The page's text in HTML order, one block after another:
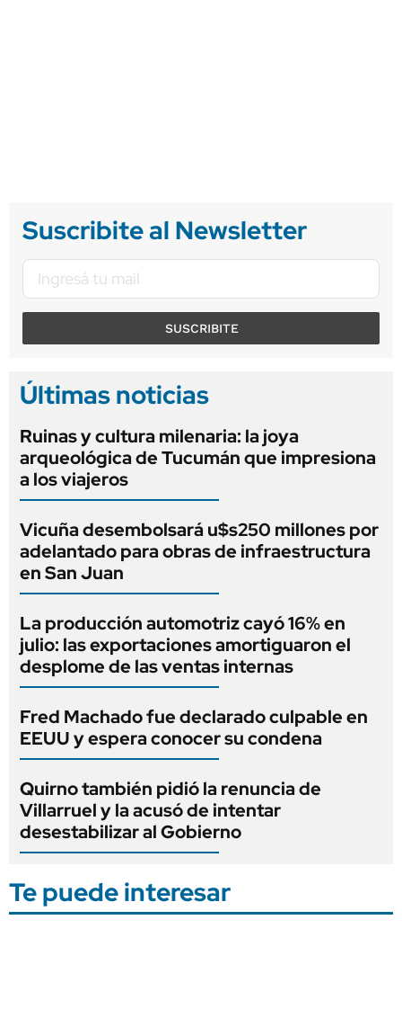
Suscribite al Newsletter
SUSCRIBITE
Últimas noticias
Ruinas y cultura milenaria: la joya
arqueológica de Tucumán que impresiona
a los viajeros
Vicuña desembolsará u$s250 millones por
adelantado para obras de infraestructura
en San Juan
La producción automotriz cayó 16% en
julio: las exportaciones amortiguaron el
desplome de las ventas internas
Fred Machado fue declarado culpable en
EEUU y espera conocer su condena
Quirno también pidió la renuncia de
Villarruel y la acusó de intentar
desestabilizar al Gobierno
Te puede interesar